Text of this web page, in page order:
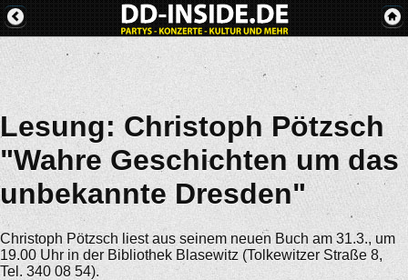
Lesung: Christoph Pötzsch
"Wahre Geschichten um das
unbekannte Dresden"
Christoph Pötzsch liest aus seinem neuen Buch am 31.3., um
19.00 Uhr in der Bibliothek Blasewitz (Tolkewitzer Straße 8,
Tel. 340 08 54).